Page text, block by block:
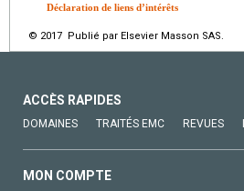
Déclaration de liens d’intérêts
© 2017 Publié par Elsevier Masson SAS.
ACCÈS RAPIDES
DOMAINES TRAITÉS EMC REVUES
MON COMPTE